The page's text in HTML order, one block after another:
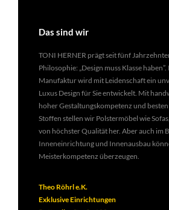
Das sind wir
TONI HERNER prägt seit fünf
Philosophie: „Design muss Klasse
Manufaktur wird mit Leidenschaft ein
Luxus Design für Sie entwickelt. Mit
hoher Gestaltungskompetenz und
Stoffen stellen wir Polstermöbel wie
von höchster Qualität her. Aber auch im
Inneneinrichtung und Innenausbau
Meisterkompetenz überzeugen.
Theo Röhrl e.K.
Exklusive Einrichtungen